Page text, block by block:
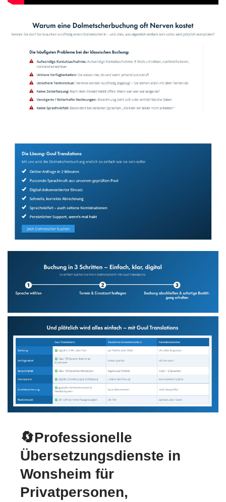
🔄Professionelle
Übersetzungsdienste in
Wonsheim für
Privatpersonen,